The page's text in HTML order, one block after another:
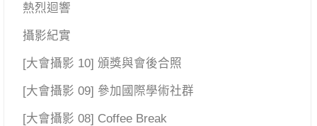
熱烈迴響
攝影紀實
[大會攝影 10] 頒獎與會後合照
[大會攝影 09] 參加國際學術社群
[大會攝影 08] Coffee Break